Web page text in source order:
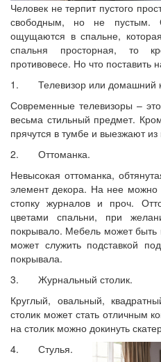
Человек не терпит пустого
свободным, но не пустым.
ощущаются в спальне,
спальня просторная, то
противовесе. Но что поставить
1. Телевизор или домашний
Современные телевизоры –
весьма стильный предмет.
прячутся в тумбе и выезжают
2. Оттоманка.
Невысокая оттоманка,
элемент декора. На нее можно
стопку журналов и проч.
цветами спальни, при
покрывало. Мебель может быть
может служить подставкой
покрывала.
3. Журнальный столик.
Круглый, овальный,
столик может стать отличным
на столик можно докинуть
4. Стулья.